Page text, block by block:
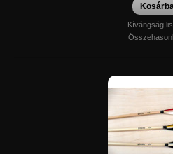
Kívángság